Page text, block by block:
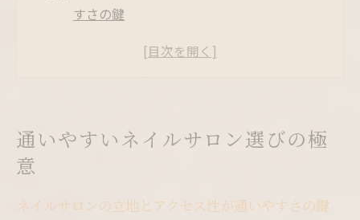
すさの鍵
予約の取りやすいネイルサロンでストレス
定額制があるネイルサロンのメリットを解
口コミで通いやすいネイルサロンを探すコ
通いやすいネイルサロン選びの極
意
ネイルサロンの立地とアクセス性が通いやすさの鍵